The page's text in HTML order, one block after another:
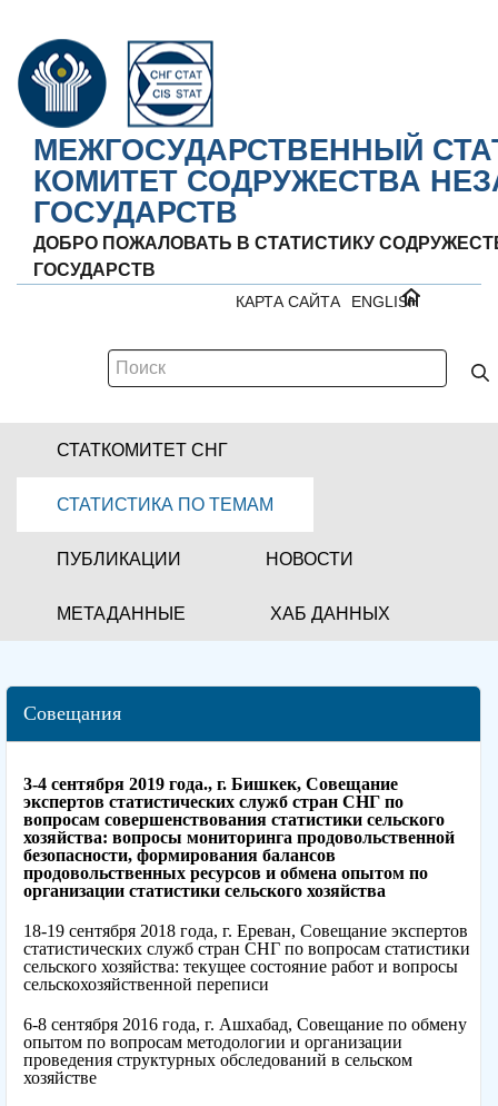
МЕЖГОСУДАРСТВЕННЫЙ
КОМИТЕТ СОДРУЖЕСТВА
ГОСУДАРСТВ
ДОБРО ПОЖАЛОВАТЬ В СТАТИСТИКУ
ГОСУДАРСТВ
ENGLISH
КАРТА САЙТА
СТАТКОМИТЕТ СНГ
СТАТИСТИКА ПО ТЕМАМ
ПУБЛИКАЦИИ НОВОСТИ
МЕТАДАННЫЕ ХАБ ДАННЫХ
Совещания
3-4 сентября 2019 года., г. Бишкек, Совещание
экспертов статистических служб стран СНГ по
вопросам совершенствования статистики сельского
хозяйства: вопросы мониторинга продовольственной
безопасности, формирования балансов
продовольственных ресурсов и обмена опытом по
организации статистики сельского хозяйства
18-19 сентября 2018 года, г. Ереван, Совещание экспертов
статистических служб стран СНГ по вопросам статистики
сельского хозяйства: текущее состояние работ и вопросы
сельскохозяйственной переписи
6-8 сентября 2016 года, г. Ашхабад, Совещание по обмену
опытом по вопросам методологии и организации
проведения структурных обследований в сельском
хозяйстве